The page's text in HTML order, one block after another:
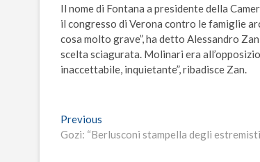
Il nome di Fontana a presidente della
il congresso di Verona contro le famiglie
cosa molto grave”, ha detto Alessandro
scelta sciagurata. Molinari era
inaccettabile, inquietante”, ribadisce Zan.
Navigazione
articoli
Previous
post:
Gozi: “Berlusconi stampella degli